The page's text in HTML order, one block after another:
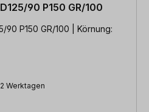
90 P150 GR/100
90 P150 GR/100 | Körnung:
Werktagen